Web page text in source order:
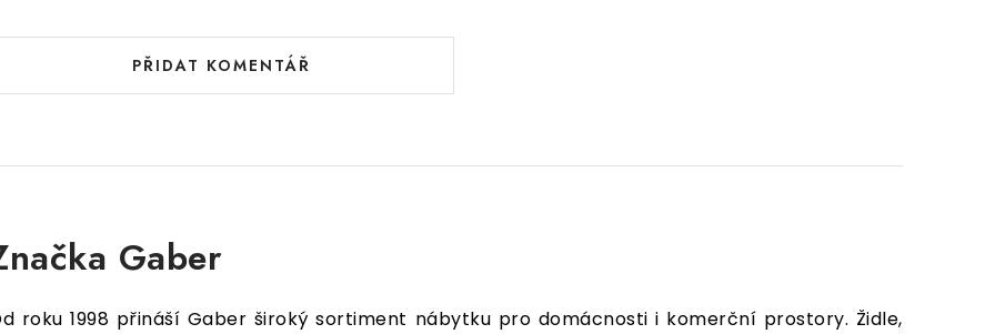
PŘIDAT KOMENTÁŘ
Gaber
roku 1998 přináší Gaber široký sortiment nábytku pro domácnosti i komerční prostory. Židle,